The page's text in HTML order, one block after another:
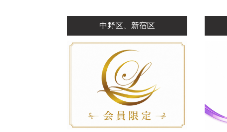
中野区、新宿区